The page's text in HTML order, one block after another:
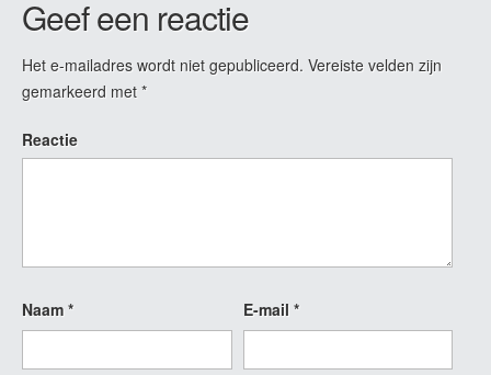
Geef een reactie
Het e-mailadres wordt niet gepubliceerd. Vereiste velden zijn
gemarkeerd met *
Reactie
Naam * E-mail *